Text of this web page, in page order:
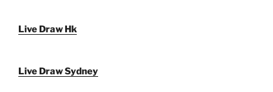
Live Draw Hk
Live Draw Sydney